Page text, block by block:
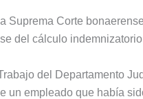
Suprema Corte
del cálculo
del Departamento
un empleado que había